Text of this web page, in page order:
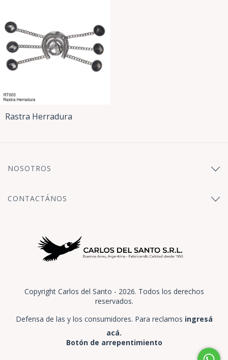
Rastra Herradura
NOSOTROS
CONTACTÁNOS
Copyright Carlos del Santo - 2026. Todos los derechos
reservados.
Defensa de las y los consumidores. Para reclamos ingresá
acá.
Botón de arrepentimiento